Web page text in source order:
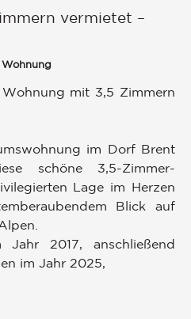
vermietet –
Wohnung
Wohnung mit 3,5 Zimmern
im Dorf Brent
schöne 3,5-Zimmer-
Lage im Herzen
Blick auf
2017, anschließend
im Jahr 2025,